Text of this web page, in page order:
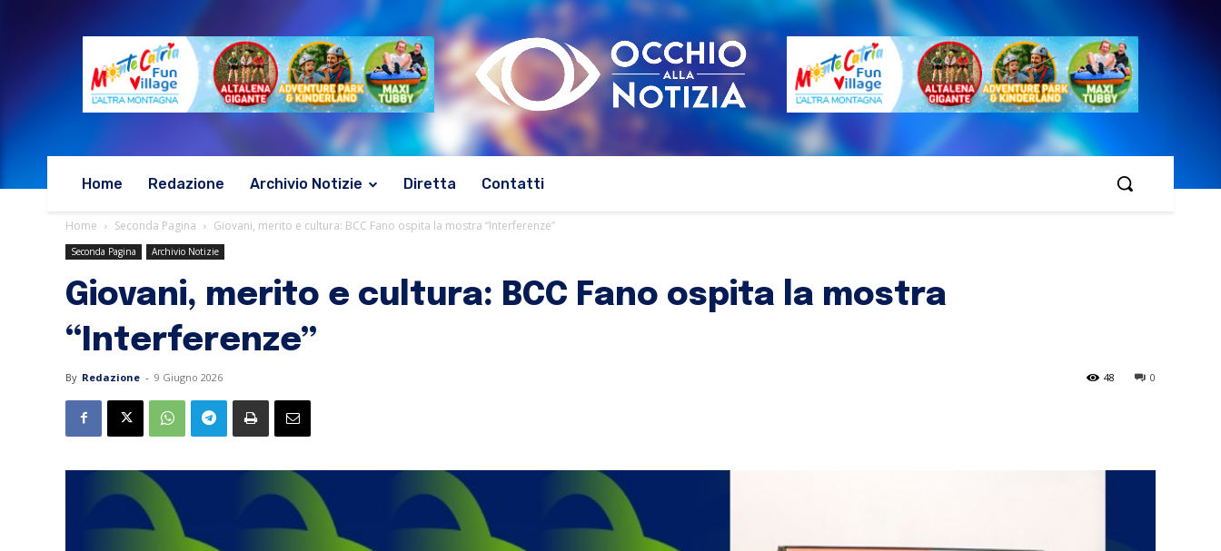
Home Redazione Archivio Notizie Diretta Contatti
Home Seconda Pagina Giovani, merito e cultura: BCC Fano ospita la mostra “Interferenze”
Seconda Pagina Archivio Notizie
Giovani, merito e cultura: BCC Fano ospita la mostra
“Interferenze”
By Redazione - 9 Giugno 2026 0
48